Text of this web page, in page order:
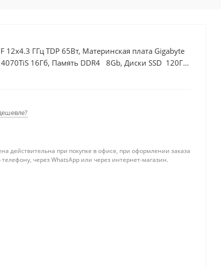
12x4.3 ГГц TDP 65Вт, Материнская плата Gigabyte
16Гб, Память DDR4 8Gb, Диски SSD 120Гб
действительна при покупке в офисе, при оформлении заказа
телефону, через WhatsApp или через интернет-магазин.